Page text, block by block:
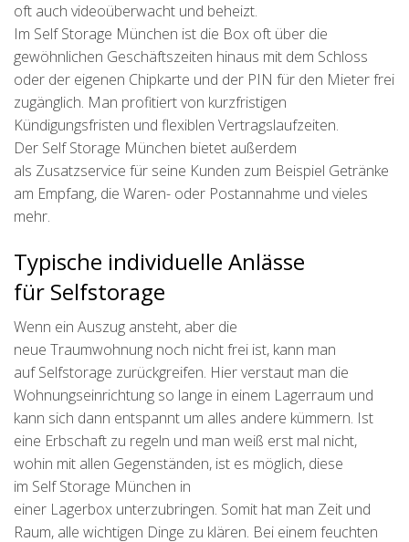
oft auch videoüberwacht und beheizt.
Im Self Storage München ist die Box oft über die
gewöhnlichen Geschäftszeiten hinaus mit dem Schloss
oder der eigenen Chipkarte und der PIN für den Mieter frei
zugänglich. Man profitiert von kurzfristigen
Kündigungsfristen und flexiblen Vertragslaufzeiten.
Der Self Storage München bietet außerdem
als Zusatzservice für seine Kunden zum Beispiel Getränke
am Empfang, die Waren- oder Postannahme und vieles
mehr.
Typische individuelle Anlässe
für Selfstorage
Wenn ein Auszug ansteht, aber die
neue Traumwohnung noch nicht frei ist, kann man
auf Selfstorage zurückgreifen. Hier verstaut man die
Wohnungseinrichtung so lange in einem Lagerraum und
kann sich dann entspannt um alles andere kümmern. Ist
eine Erbschaft zu regeln und man weiß erst mal nicht,
wohin mit allen Gegenständen, ist es möglich, diese
im Self Storage München in
einer Lagerbox unterzubringen. Somit hat man Zeit und
Raum, alle wichtigen Dinge zu klären. Bei einem feuchten